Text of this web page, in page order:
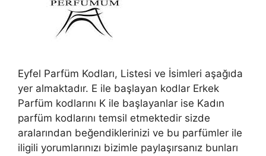
Eyfel Parfüm Kodları, Listesi ve İsimleri aşağıda
yer almaktadır. E ile başlayan kodlar Erkek
Parfüm kodlarını K ile başlayanlar ise Kadın
parfüm kodlarını temsil etmektedir sizde
aralarından beğendiklerinizi ve bu parfümler ile
iligili yorumlarınızı bizimle paylaşırsanız bunları